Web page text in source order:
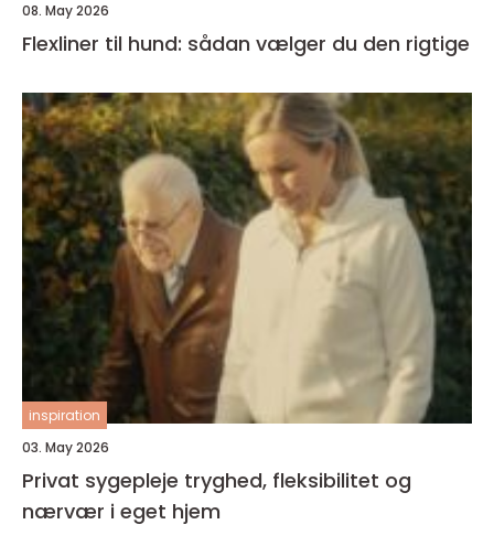
08. May 2026
Flexliner til hund: sådan vælger du den rigtige
inspiration
03. May 2026
Privat sygepleje tryghed, fleksibilitet og
nærvær i eget hjem